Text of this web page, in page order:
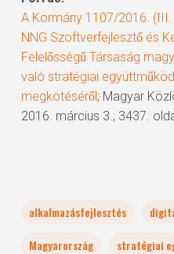
A Kormány 1107/2016.
NNG Szoftverfejlesztő és
Felelősségű Társaság
való stratégiai
megkötéséről; Magyar
2016. március 3.; 3437.
alkalmazásfejlesztés
Magyarország
stratégiai